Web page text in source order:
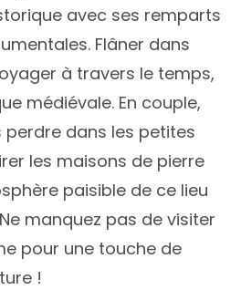
avec ses remparts
Flâner dans
à travers le temps,
médiévale. En couple,
dans les petites
les maisons de pierre
paisible de ce lieu
manquez pas de visiter
pour une touche de
!